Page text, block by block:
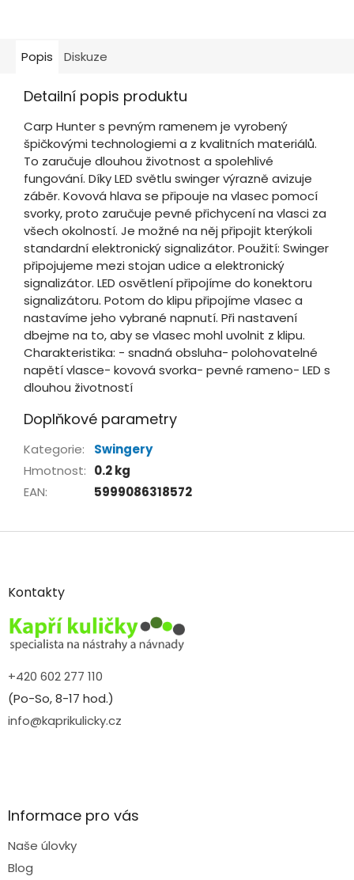
Popis Diskuze
Detailní popis produktu
Carp Hunter s pevným ramenem je vyrobený
špičkovými technologiemi a z kvalitních materiálů.
To zaručuje dlouhou životnost a spolehlivé
fungování. Díky LED světlu swinger výrazně avizuje
záběr. Kovová hlava se připouje na vlasec pomocí
svorky, proto zaručuje pevné přichycení na vlasci za
všech okolností. Je možné na něj připojit kterýkoli
standardní elektronický signalizátor. Použití: Swinger
připojujeme mezi stojan udice a elektronický
signalizátor. LED osvětlení připojíme do konektoru
signalizátoru. Potom do klipu připojíme vlasec a
nastavíme jeho vybrané napnutí. Při nastavení
dbejme na to, aby se vlasec mohl uvolnit z klipu.
Charakteristika: - snadná obsluha- polohovatelné
napětí vlasce- kovová svorka- pevné rameno- LED s
dlouhou životností
Doplňkové parametry
Kategorie:
Swingery
Hmotnost: 0.2 kg
EAN: 5999086318572
Z
aKontakty
+420 602 277 110
(Po-So, 8-17 hod.)
info@kaprikulicky.cz
Informace pro vás
Naše úlovky
Blog